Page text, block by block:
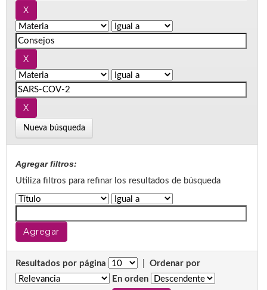
Nueva búsqueda
Agregar filtros:
Utiliza filtros para refinar los resultados de búsqueda
Resultados por página
Ordenar por
En orden